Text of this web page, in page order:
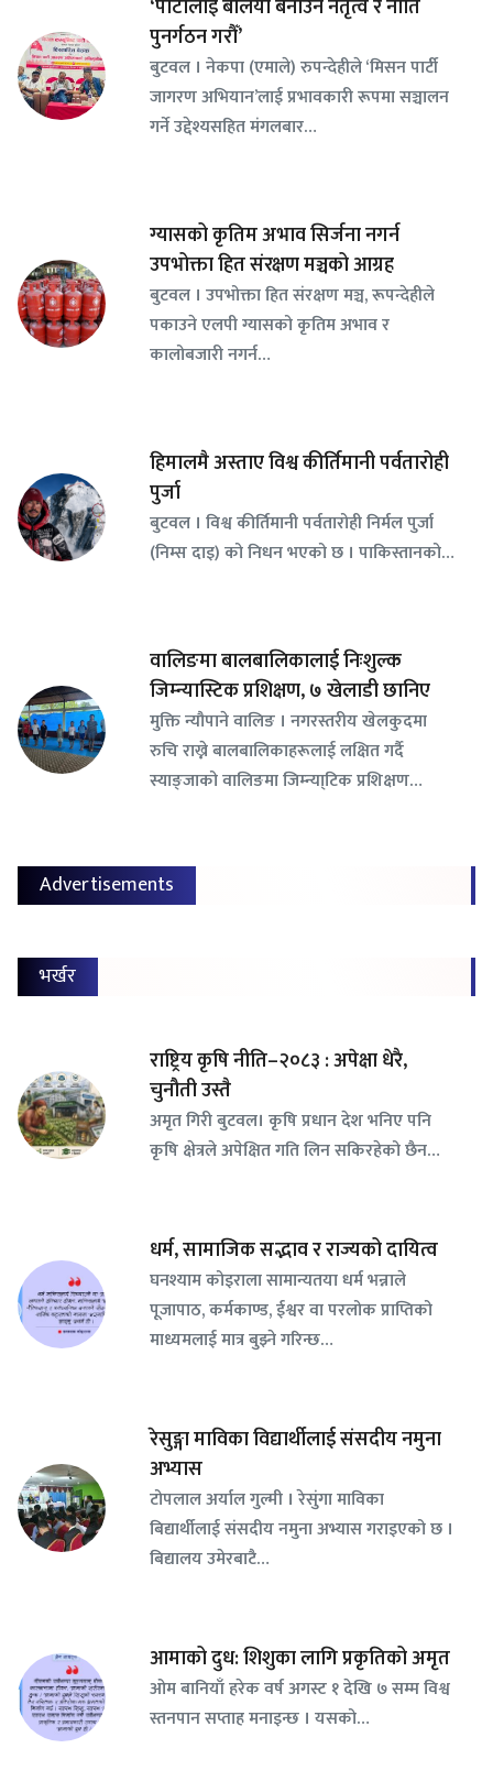
‘पार्टीलाई बलियो बनाउन नेतृत्व र नीति
पुनर्गठन गरौँ’
बुटवल । नेकपा (एमाले) रुपन्देहीले ‘मिसन पार्टी
जागरण अभियान’लाई प्रभावकारी रूपमा सञ्चालन
गर्ने उद्देश्यसहित मंगलबार…
ग्यासको कृतिम अभाव सिर्जना नगर्न
उपभोक्ता हित संरक्षण मञ्चको आग्रह
बुटवल । उपभोक्ता हित संरक्षण मञ्च, रूपन्देहीले
पकाउने एलपी ग्यासको कृतिम अभाव र
कालोबजारी नगर्न…
हिमालमै अस्ताए विश्व कीर्तिमानी पर्वतारोही
पुर्जा
बुटवल । विश्व कीर्तिमानी पर्वतारोही निर्मल पुर्जा
(निम्स दाइ) को निधन भएको छ । पाकिस्तानको…
वालिङमा बालबालिकालाई निःशुल्क
जिम्न्यास्टिक प्रशिक्षण, ७ खेलाडी छानिए
​मुक्ति न्यौपाने वालिङ । नगरस्तरीय खेलकुदमा
रुचि राख्ने बालबालिकाहरूलाई लक्षित गर्दै
स्याङ्जाको वालिङमा जिम्न्या्टिक प्रशिक्षण…
Advertisements
भर्खर
राष्ट्रिय कृषि नीति–२०८३ : अपेक्षा धेरै,
चुनौती उस्तै
अमृत गिरी बुटवल। कृषि प्रधान देश भनिए पनि
कृषि क्षेत्रले अपेक्षित गति लिन सकिरहेको छैन…
धर्म, सामाजिक सद्भाव र राज्यको दायित्व
घनश्याम कोइराला सामान्यतया धर्म भन्नाले
पूजापाठ, कर्मकाण्ड, ईश्वर वा परलोक प्राप्तिको
माध्यमलाई मात्र बुझ्ने गरिन्छ…
रेसुङ्गा माविका विद्यार्थीलाई संसदीय नमुना
अभ्यास
टोपलाल अर्याल गुल्मी । रेसुंगा माविका
बिद्यार्थीलाई संसदीय नमुना अभ्यास गराइएको छ ।
बिद्यालय उमेरबाटै…
आमाको दुध: शिशुका लागि प्रकृतिको अमृत
ओम बानियाँ हरेक वर्ष अगस्ट १ देखि ७ सम्म विश्व
स्तनपान सप्ताह मनाइन्छ । यसको…